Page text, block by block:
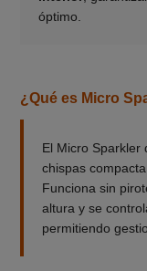
óptimo.
¿Qué es Micro
El Micro Sparkler
chispas
Funciona sin
altura y se
permitiendo